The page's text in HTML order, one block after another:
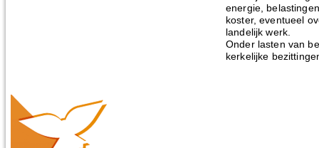
energie,
koster, eventueel
landelijk werk.
Onder lasten van
kerkelijke